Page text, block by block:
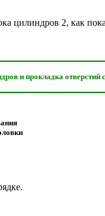
цилиндров 2, как
и прокладка отверстий